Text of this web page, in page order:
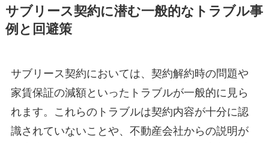
サブリース契約に潜む一般的なトラブル事
例と回避策
サブリース契約においては、契約解約時の問題や
家賃保証の減額といったトラブルが一般的に見ら
れます。これらのトラブルは契約内容が十分に認
識されていないことや、不動産会社からの説明が